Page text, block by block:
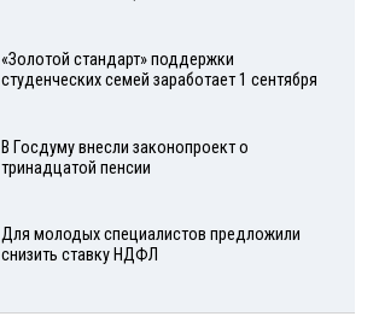
«Золотой стандарт» поддержки
студенческих семей заработает 1 сентября
В Госдуму внесли законопроект о
тринадцатой пенсии
Для молодых специалистов предложили
снизить ставку НДФЛ